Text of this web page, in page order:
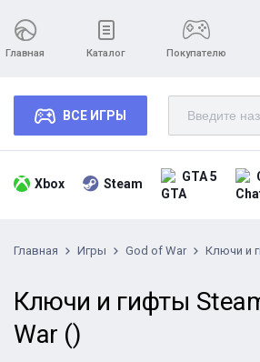
Главная Каталог Покупателю
ВСЕ ИГРЫ
Xbox Steam GTA 5
Главная Игры God of War Ключи и
Ключи и гифты
War ()